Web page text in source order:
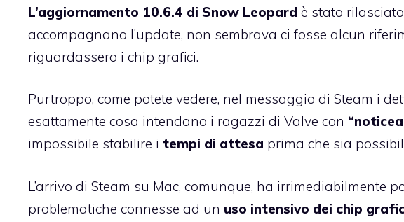
L’aggiornamento 10.6.4 di Snow Leopard è stato
accompagnano l’update, non sembrava ci fosse alcun
riguardassero i chip grafici.
Purtroppo, come potete vedere, nel messaggio di Steam i
esattamente cosa intendano i ragazzi di Valve con
impossibile stabilire i tempi di attesa prima che sia
L’arrivo di Steam su Mac, comunque, ha irrimediabilmente
problematiche connesse ad un uso intensivo dei chip